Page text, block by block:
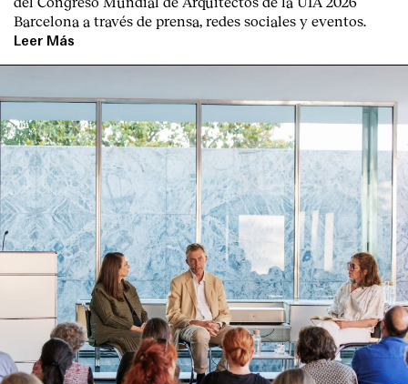
Barcelona a través de prensa, redes sociales y eventos.
Leer Más